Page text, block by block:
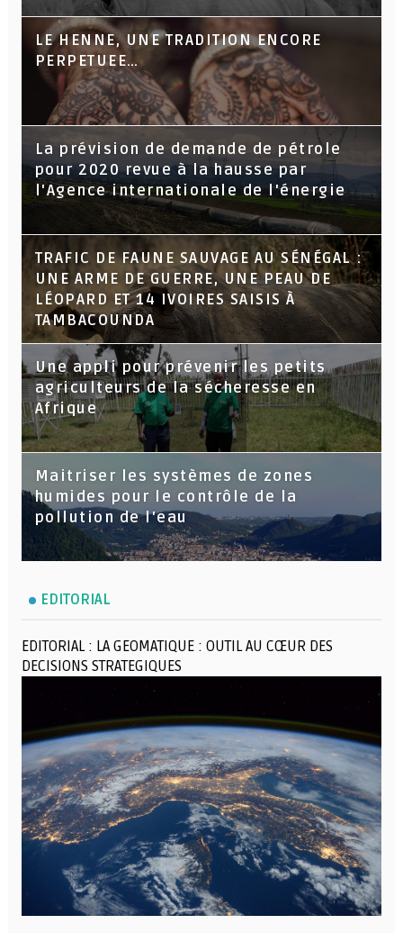
LE HENNE, UNE TRADITION ENCORE
PERPETUEE…
La prévision de demande de pétrole
pour 2020 revue à la hausse par
l'Agence internationale de l'énergie
TRAFIC DE FAUNE SAUVAGE AU SÉNÉGAL :
UNE ARME DE GUERRE, UNE PEAU DE
LÉOPARD ET 14 IVOIRES SAISIS À
TAMBACOUNDA
Une appli pour prévenir les petits
agriculteurs de la sécheresse en
Afrique
Maitriser les systèmes de zones
humides pour le contrôle de la
pollution de l'eau
EDITORIAL
EDITORIAL : LA GEOMATIQUE : OUTIL AU CŒUR DES
DECISIONS STRATEGIQUES